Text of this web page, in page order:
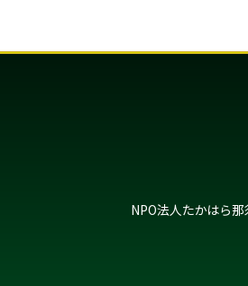
NPO法人たかはら